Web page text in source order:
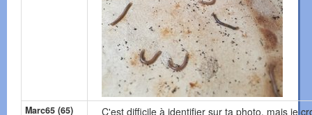
Marc65 (65)
C'est difficile à identifier sur ta photo, mais je